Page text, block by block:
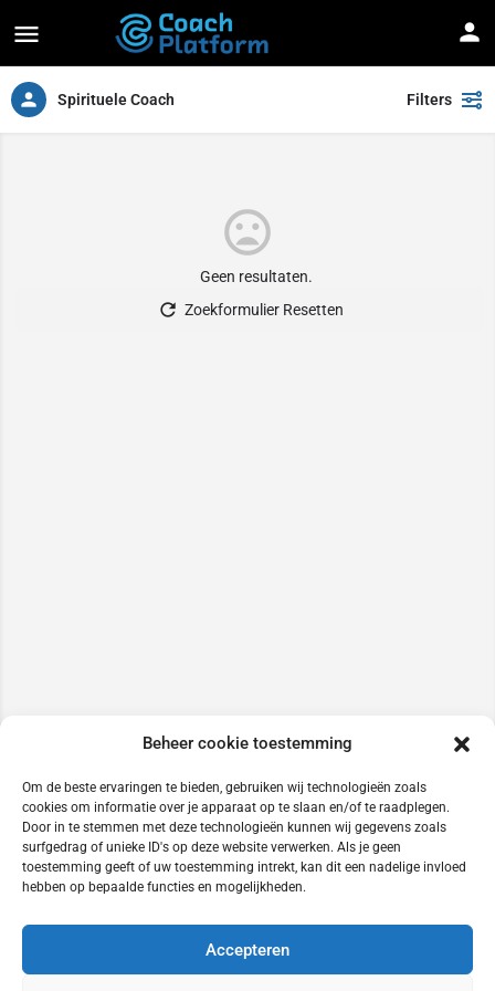
Beheer cookie toestemming
Om de beste ervaringen te bieden, gebruiken wij technologieën zoals
cookies om informatie over je apparaat op te slaan en/of te raadplegen.
Door in te stemmen met deze technologieën kunnen wij gegevens zoals
surfgedrag of unieke ID's op deze website verwerken. Als je geen
toestemming geeft of uw toestemming intrekt, kan dit een nadelige invloed
hebben op bepaalde functies en mogelijkheden.
Accepteren
Spirituele Coach Filters
Geen resultaten.
Zoekformulier Resetten